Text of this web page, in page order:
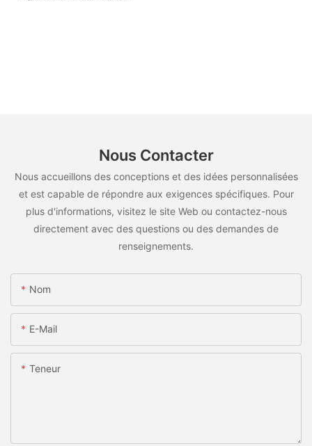
Nous Contacter
Nous accueillons des conceptions et des idées personnalisées
et est capable de répondre aux exigences spécifiques. Pour
plus d'informations, visitez le site Web ou contactez-nous
directement avec des questions ou des demandes de
renseignements.
Nom
E-Mail
Teneur